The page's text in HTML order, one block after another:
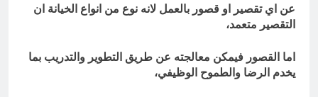
عن اي تقصير او قصور بالعمل لانه نوع من انواع الخيانة ان
التقصير متعمد،
اما القصور فيمكن معالجته عن طريق التطوير والتدريب بما
يخدم الرضا والطموح الوظيفي،